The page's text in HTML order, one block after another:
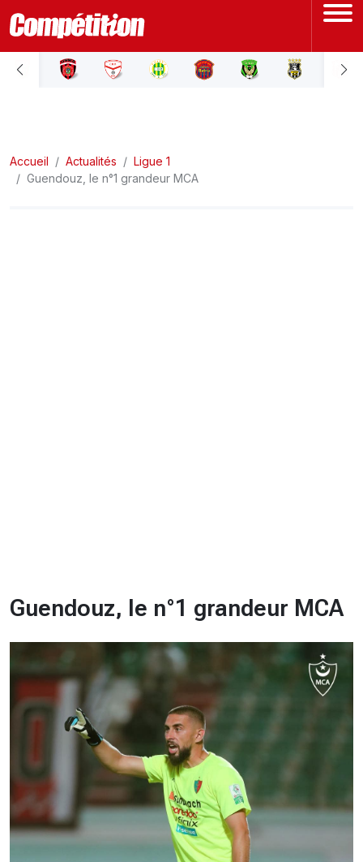
ACCUEIL
LIGUE 2
Accueil Actualités
Ligue 1
Guendouz, le n°1 grandeur MCA
Guendouz, le n°1 grandeur MCA